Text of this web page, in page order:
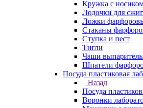
Кружка с
Лодочки для
Ложки
Стаканы
Ступка и пест
Тигли
Чаши
Шпатели
Посуда пластиковая
Назад
Посуда
Воронки